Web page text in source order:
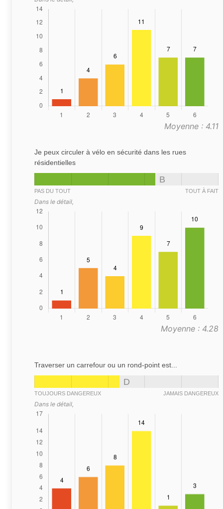
Moyenne : 4.11
Je peux circuler à vélo en sécurité dans les rues
résidentielles
B
PAS DU TOUT TOUT À FAIT
Dans le détail,
Moyenne : 4.28
Traverser un carrefour ou un rond-point est...
D
TOUJOURS DANGEREUX JAMAIS DANGEREUX
Dans le détail,